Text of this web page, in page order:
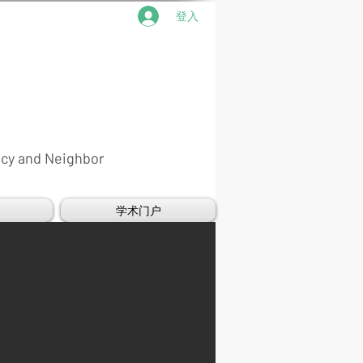
登入
and Neighbor
学术门户